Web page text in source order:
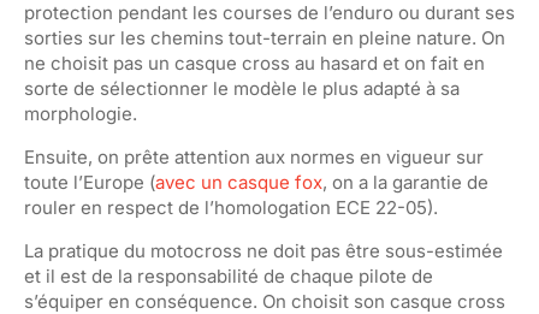
protection pendant les courses de l’enduro ou durant ses
sorties sur les chemins tout-terrain en pleine nature. On
ne choisit pas un casque cross au hasard et on fait en
sorte de sélectionner le modèle le plus adapté à sa
morphologie.
Ensuite, on prête attention aux normes en vigueur sur
toute l’Europe (avec un casque fox, on a la garantie de
rouler en respect de l’homologation ECE 22-05).
La pratique du motocross ne doit pas être sous-estimée
et il est de la responsabilité de chaque pilote de
s’équiper en conséquence. On choisit son casque cross